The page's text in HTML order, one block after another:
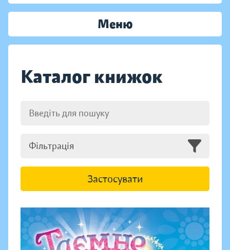
Меню
Каталог книжок
Фільтрація
Застосувати